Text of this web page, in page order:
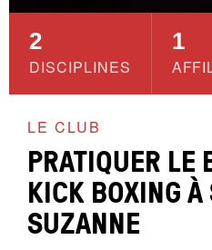
2
DISCIPLINES
1
LE CLUB
PRATIQUER LE
KICK BOXING
SUZANNE